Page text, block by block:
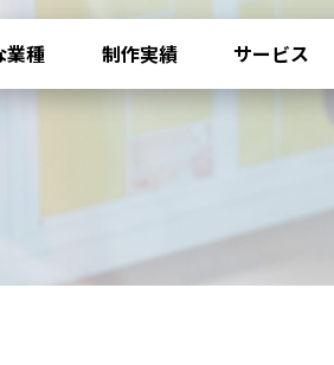
業種 制作実績 サービス